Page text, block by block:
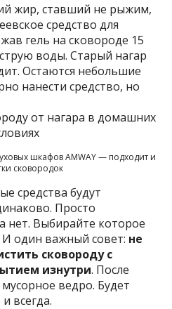
жир, ставший не рыжим,
средство для
гель на сковороде 15
воды. Старый нагар
Остаются небольшие
нанести средство, но
шкафов AMWAY — подходит и
сковородок
средства будут
Просто
нет. Выбирайте которое
один важный совет: не
сковороду с
изнутри. После
ведро. Будет
всегда.